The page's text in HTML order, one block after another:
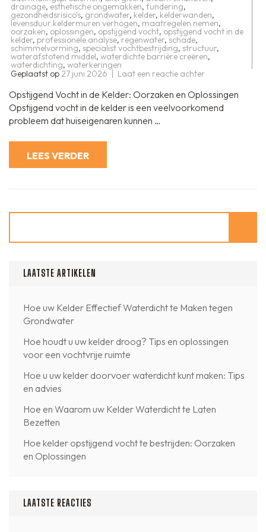
drainage, esthetische ongemakken, fundering,
gezondheidsrisico's, grondwater, kelder, kelderwanden,
levensduur keldermuren verhogen, maatregelen nemen,
oorzaken, oplossingen, opstijgend vocht, opstijgend vocht in de
kelder, professionele analyse,regenwater, schade,
schimmelvorming, specialist vochtbestrijding, structuur,
waterafstotend middel, waterdichte barrière creëren,
waterdichting, waterkeringen
Geplaatst op 27 juni 2026 Laat een reactie achter
bestrijden
van
opstijgend
vocht
Opstijgend Vocht in de Kelder: Oorzaken en Oplossingen
Opstijgend vocht in de kelder is een veelvoorkomend
probleem dat huiseigenaren kunnen …
LEES VERDER
LAATSTE ARTIKELEN
Hoe uw Kelder Effectief Waterdicht te Maken tegen
Grondwater
Hoe houdt u uw kelder droog? Tips en oplossingen
voor een vochtvrije ruimte
Hoe u uw kelder doorvoer waterdicht kunt maken: Tips
en advies
Hoe en Waarom uw Kelder Waterdicht te Laten
Bezetten
Hoe kelder opstijgend vocht te bestrijden: Oorzaken
en Oplossingen
LAATSTE REACTIES